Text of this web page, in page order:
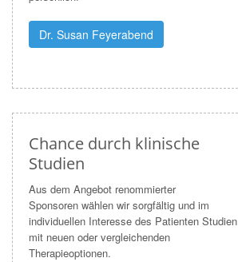
Dr. Susan Feyerabend
Chance durch klinische
Studien
Aus dem Angebot renommierter
Sponsoren wählen wir sorgfältig und im
individuellen Interesse des Patienten Studien
mit neuen oder vergleichenden
Therapieoptionen.